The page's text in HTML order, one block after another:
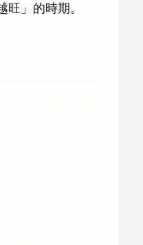
」的時期。